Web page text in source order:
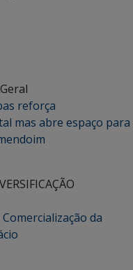
Geral
reforça
mas abre espaço para
da